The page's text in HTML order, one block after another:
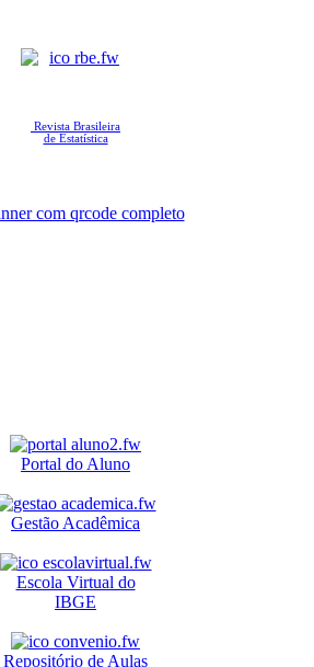
Revista Brasileira
de Estatística
Portal do Aluno
Gestão Acadêmica
Escola Virtual do
IBGE
Repositório de Aulas